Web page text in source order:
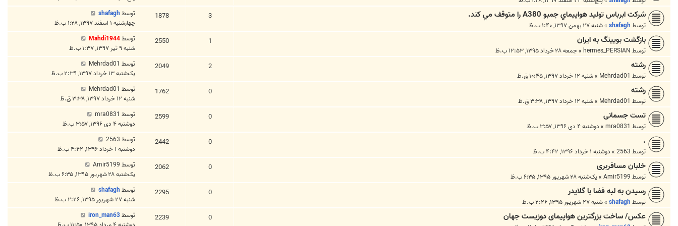
شركت ابرباس توليد هواپيماي جمبو A380 را متوقف مي كند.
توسط shafagh
»شنبه ۲۷ بهمن ۱۳۹۷, ۱:۴۰ ب.ظ
3
1878 توسط shafagh
چهارشنبه ۱ اسفند ۱۳۹۷, ۱:۲۸ ب.ظ
بازگشت بویینگ به ایران
توسط hermes_PERSIAN
»جمعه ۲۸ خرداد ۱۳۹۵, ۱۲:۵۳ ب.ظ
1
2550 توسطMahdi1944
شنبه ۹ تیر ۱۳۹۷, ۱:۳۷ ب.ظ
رشته
توسط Mehrdad01
»شنبه ۱۲ خرداد ۱۳۹۷, ۱۰:۴۵ ق.ظ
2
2049 توسط Mehrdad01
یک‌شنبه ۱۳ خرداد ۱۳۹۷, ۲:۳۹ ب.ظ
رشته
توسط Mehrdad01
»شنبه ۱۲ خرداد ۱۳۹۷, ۳:۳۸ ق.ظ
0
1762 توسط Mehrdad01
شنبه ۱۲ خرداد ۱۳۹۷, ۳:۳۸ ق.ظ
تست جسمانی
توسط mra0831
» دوشنبه ۴ دی ۱۳۹۶, ۳:۵۷ ب.ظ
0
2599 توسط mra0831
دوشنبه ۴ دی ۱۳۹۶, ۳:۵۷ ب.ظ
.
توسط 2563
» دوشنبه ۱ خرداد ۱۳۹۶, ۴:۴۲ ب.ظ
0
2442 توسط 2563
دوشنبه ۱ خرداد ۱۳۹۶, ۴:۴۲ ب.ظ
خلبان مسافربری
توسط Amir5199
»یک‌شنبه ۲۸ شهریور ۱۳۹۵, ۶:۳۵ ب.ظ
0
2062 توسط Amir5199
یک‌شنبه ۲۸ شهریور ۱۳۹۵, ۶:۳۵ ب.ظ
رسیدن به لبه فضا با گلایدر
توسط shafagh
»شنبه ۲۷ شهریور ۱۳۹۵, ۲:۲۶ ب.ظ
0
2295 توسط shafagh
شنبه ۲۷ شهریور ۱۳۹۵, ۲:۲۶ ب.ظ
عکس/ ساخت بزرگترین هواپیمای دوزیست جهان 0
2239 توسطiron_man63